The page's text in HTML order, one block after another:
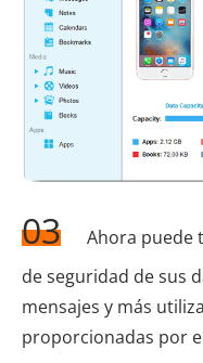
03
Ahora puede
de seguridad de sus
mensajes y más
proporcionadas por